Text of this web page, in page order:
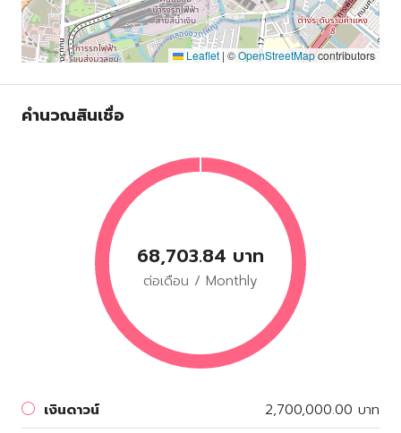
Leaflet | ©OpenStreetMapcontributors
คำนวณสินเชื่อ
68,703.84 บาท
ต่อเดือน / Monthly
เงินดาวน์ 2,700,000.00 บาท